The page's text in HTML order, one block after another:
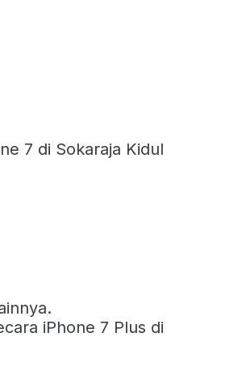
7 di Sokaraja Kidul
iPhone 7 Plus di